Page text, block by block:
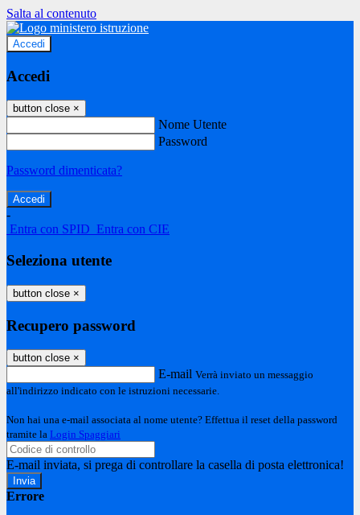
Salta al contenuto
Accedi
Accedi
button close ×
Nome Utente
Password
Password dimenticata?
-
Entra con SPID Entra con CIE
Seleziona utente
button close ×
Recupero password
button close ×
E-mail Verrà inviato un messaggio
all'indirizzo indicato con le istruzioni necessarie.
Non hai una e-mail associata al nome utente? Effettua il reset della password
tramite la Login Spaggiari
E-mail inviata, si prega di controllare la casella di posta elettronica!
Errore